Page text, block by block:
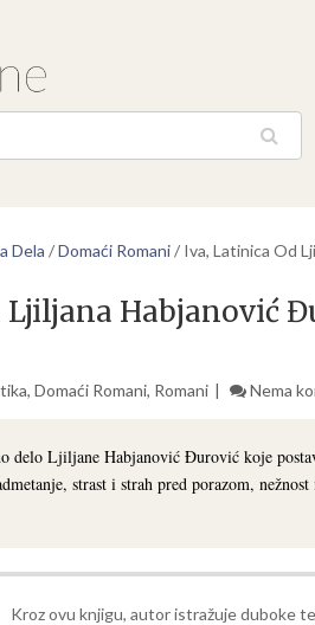
Dela /Domaći Romani/ Iva, Latinica Od
Ljiljana Habjanović
, Domaći Romani, Romani Nema
delo Ljiljane Habjanović Đurović koje
strast i strah pred porazom,
Kroz ovu knjigu, autor istražuje duboke